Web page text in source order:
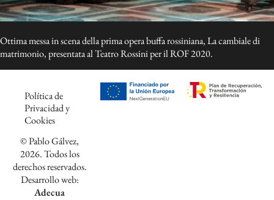
Ottima messa in scena della prima opera buffa rossiniana, La cambiale di
matrimonio, presentata al Teatro Rossini per il ROF 2020.
Política de
Privacidad y
Cookies
© Pablo Gálvez,
2026. Todos los
derechos reservados.
Desarrollo web:
Adecua